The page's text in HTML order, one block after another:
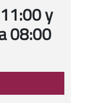
y
08:00